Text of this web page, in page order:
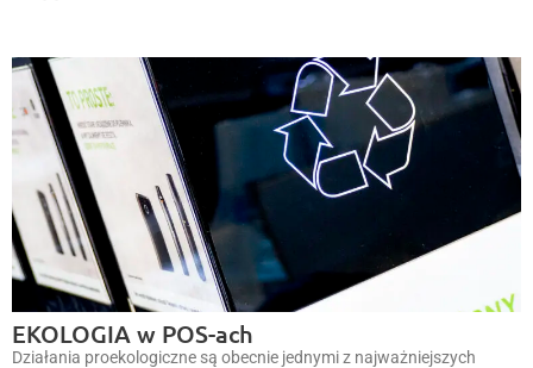
EKOLOGIA w POS-ach
Działania proekologiczne są obecnie jednymi z najważniejszych